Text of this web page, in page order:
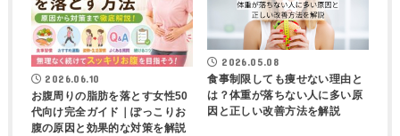
2026.06.10
お腹周りの脂肪を落とす女性50
代向け完全ガイド｜ぽっこりお
腹の原因と効果的な対策を解説
2026.05.08
食事制限しても痩せない理由と
は？体重が落ちない人に多い原
因と正しい改善方法を解説